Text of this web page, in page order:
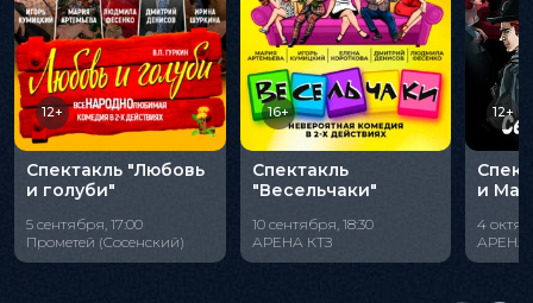
12+
Спектакль "Любовь
и голуби"
5 сентября, 17:00
Прометей (Сосенский)
16+
Спектакль
"Весельчаки"
10 сентября, 18:30
АРЕНА КТЗ
12+
и
4
АРЕНА